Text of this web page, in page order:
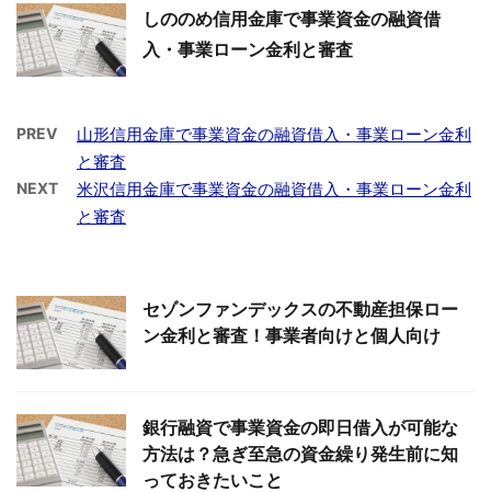
しののめ信用金庫で事業資金の融資借
入・事業ローン金利と審査
PREV
山形信用金庫で事業資金の融資借入・事業ローン金利
と審査
NEXT
米沢信用金庫で事業資金の融資借入・事業ローン金利
と審査
セゾンファンデックスの不動産担保ロー
ン金利と審査！事業者向けと個人向け
銀行融資で事業資金の即日借入が可能な
方法は？急ぎ至急の資金繰り発生前に知
っておきたいこと